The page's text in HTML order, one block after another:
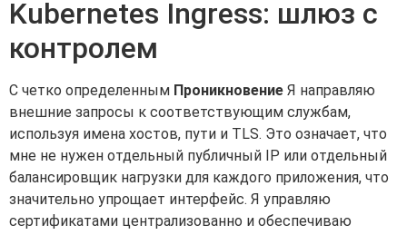
Kubernetes Ingress: шлюз с
контролем
С четко определенным Проникновение Я направляю
внешние запросы к соответствующим службам,
используя имена хостов, пути и TLS. Это означает, что
мне не нужен отдельный публичный IP или отдельный
балансировщик нагрузки для каждого приложения, что
значительно упрощает интерфейс. Я управляю
сертификатами централизованно и обеспечиваю